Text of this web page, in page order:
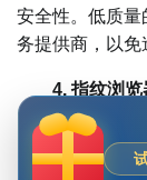
安全性。低质
务提供商，以免
4. 指纹浏
指纹浏览器
时，需要谨慎